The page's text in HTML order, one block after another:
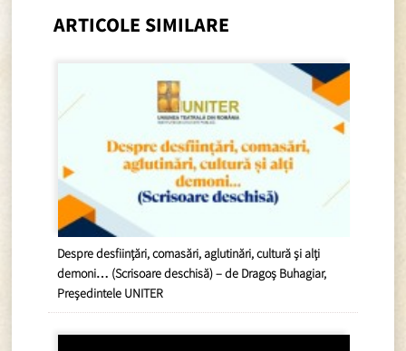
ARTICOLE SIMILARE
Despre desființări, comasări, aglutinări, cultură și alți
demoni… (Scrisoare deschisă) – de Dragoș Buhagiar,
Președintele UNITER